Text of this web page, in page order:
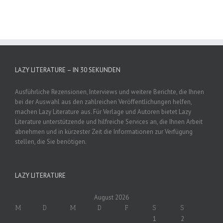
LAZY LITERATURE – IN 30 SEKUNDEN
Ausführliche Rezensionen, Interviews und weitere Berichte, die Ihnen
bei der Auswahl aus den zahlreichen Veröffentlichungen helfen,
machen Lazy Literature aus. Für Verlage und Autoren bietet Lazy
Literature unterstützende und hilfreiche Services an, die Ihnen Arbeit
abnehmen und in kürzester Zeit die Informationen zur Verfügung
stellen, die Sie benötigen.
LAZY LITERATURE
August 2026
M D M D F S S
1 2